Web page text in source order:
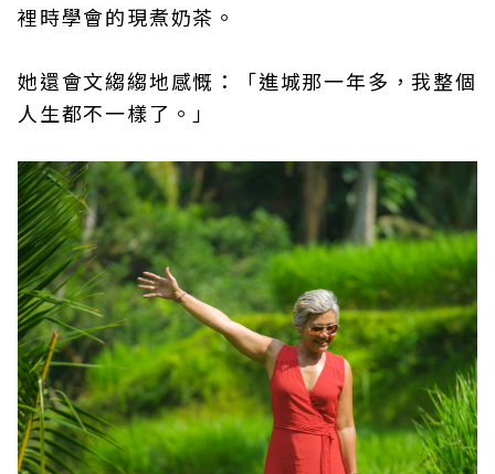
裡時學會的現煮奶茶。
她還會文縐縐地感慨：「進城那一年多，我整個
人生都不一樣了。」